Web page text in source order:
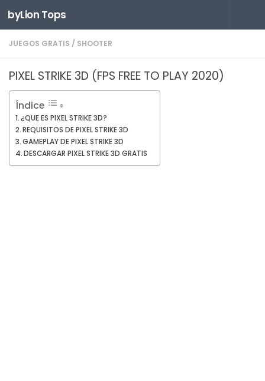
Saltar al contenido
byLion Tops
JUEGOS GRATIS / SHOOTER
PIXEL STRIKE 3D (FPS FREE TO PLAY 2020)
Índice
¿QUE ES PIXEL STRIKE 3D?
REQUISITOS DE PIXEL STRIKE 3D
GAMEPLAY DE PIXEL STRIKE 3D
DESCARGAR PIXEL STRIKE 3D GRATIS